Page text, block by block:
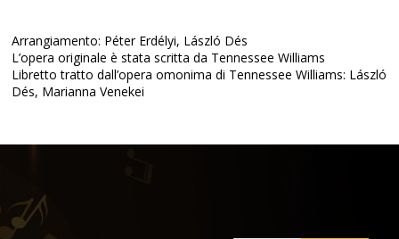
Arrangiamento: Péter Erdélyi, László Dés
L’opera originale è stata scritta da Tennessee Williams
Libretto tratto dall’opera omonima di Tennessee Williams: László
Dés, Marianna Venekei